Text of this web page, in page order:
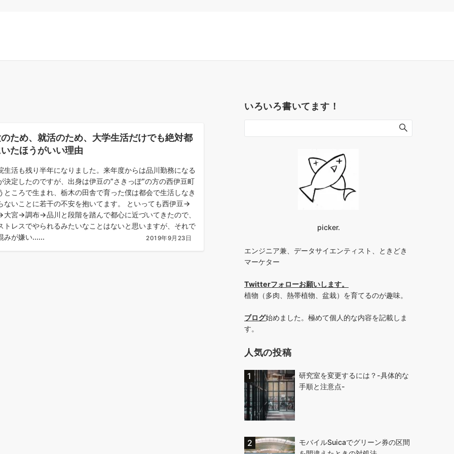
ため、就活のため、大学生活だけでも絶対都
たほうがいい理由
生活も残り半年になりました。来年度からは品川勤務になる
決定したのですが、出身は伊豆の”さきっぽ”の方の西伊豆町
ところで生まれ、栃木の田舎で育った僕は都会で生活しなき
ないことに若干の不安を抱いてます。 といっても西伊豆→
宮→調布→品川と段階を踏んで都心に近づいてきたので、
トレスでやられるみたいなことはないと思いますが、それで
みが嫌い......
2019年9月23日
いろいろ書いてます！
picker.
エンジニア兼、データサイエンティスト、ときどき
マーケター
Twitterフォローお願いします。
植物（多肉、熱帯植物、盆栽）を育てるのが趣味。
ブログ始めました。極めて個人的な内容を記載しま
す。
人気の投稿
研究室を変更するには？-具体的な
手順と注意点-
モバイルSuicaでグリーン券の区間